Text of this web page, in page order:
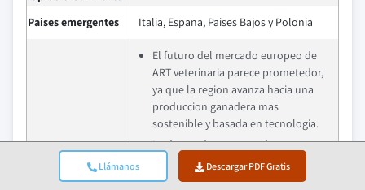
Llámanos Descargar PDF Gratis
Paises emergentes Italia, Espana, Paises Bajos y Polonia
El futuro del mercado europeo de
ART veterinaria parece prometedor,
ya que la region avanza hacia una
produccion ganadera mas
sostenible y basada en tecnologia.
La demanda se vera cada vez mas
influenciada por la integracion de
genomica avanzada, cria de